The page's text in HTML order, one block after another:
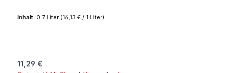
Inhalt: 0.7 Liter (16,13 € / 1 Liter)
Regulärer Preis:
11,29 €